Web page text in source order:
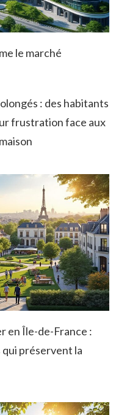
le marché
: des habitants
frustration face aux
en Île-de-France :
préservent la